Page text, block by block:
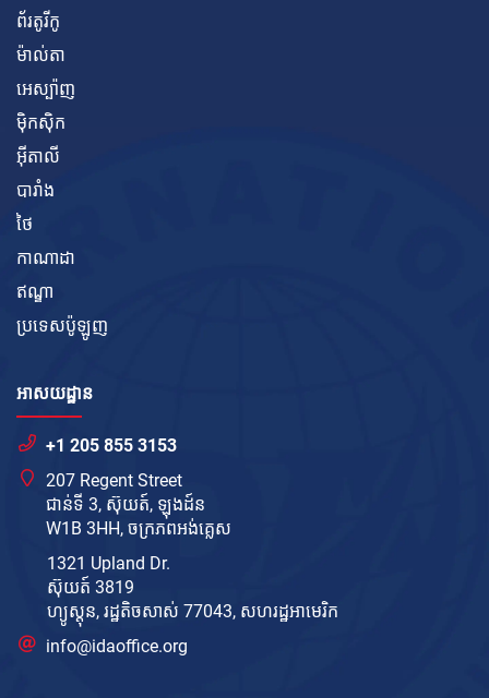
ព័រតូរីកូ
ម៉ាល់តា
អេស្ប៉ាញ
ម៉ិកស៊ិក
អ៊ីតាលី
បារាំង
ថៃ
កាណាដា
ឥណ្ឌា
ប្រទេសប៉ូឡូញ
អាសយដ្ឋាន
+1 205 855 3153
207 Regent Street
ជាន់ទី 3, ស៊ុយត៍, ឡុងដ៍ន
W1B 3HH, ចក្រភព​អង់គ្លេស
1321 Upland Dr.
ស៊ុយត៍ 3819
ហ្យូស្តុន, រដ្ឋតិចសាស់ 77043, សហរដ្ឋ​អាមេរិក
info@idaoffice.org